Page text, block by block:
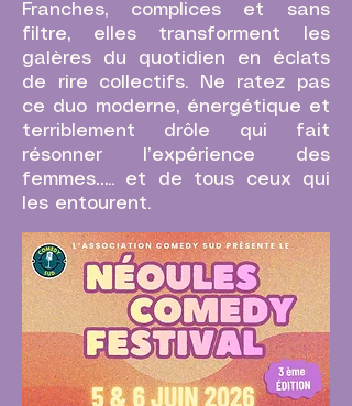
Franches, complices et sans
filtre, elles transforment les
galères du quotidien en éclats
de rire collectifs. Ne ratez pas
ce duo moderne, énergétique et
terriblement drôle qui fait
résonner l’expérience des
femmes….. et de tous ceux qui
les entourent.